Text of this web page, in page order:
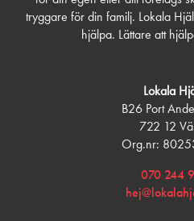
tryggare för din familj. Lokala
hjälpa. Lättare att
Lokala
B26 Port
722 12
Org.nr:
070 244